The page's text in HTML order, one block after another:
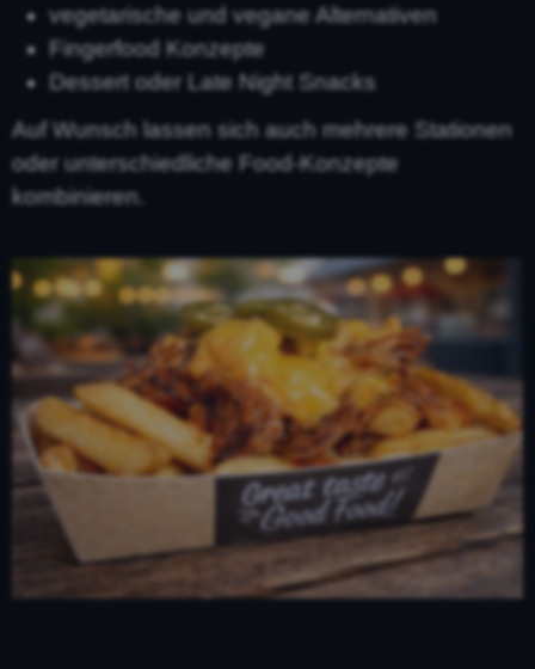
vegetarische und vegane Alternativen
Fingerfood Konzepte
Dessert oder Late Night Snacks
Auf Wunsch lassen sich auch mehrere Stationen
oder unterschiedliche Food-Konzepte
kombinieren.